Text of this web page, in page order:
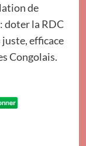
de
doter la RDC
efficace
Congolais.